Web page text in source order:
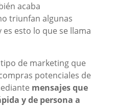
acaba
triunfan algunas
esto lo que se llama
de marketing que
potenciales de
mensajes que
y de persona a